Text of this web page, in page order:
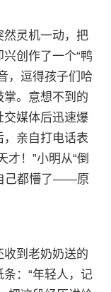
然灵机一动，把
创作了一个“鸭
，逗得孩子们哈
。意想不到的
交媒体后迅速爆
亲自打电话表
才！”小明从“倒
己都懵了——原
到老奶奶送的
：“年轻人，记